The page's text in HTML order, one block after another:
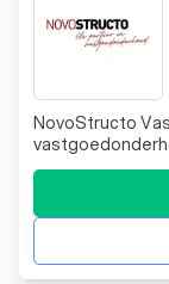
Kosten
Kosten
Wil je een
Vergelijk offertes
NovoStructo
vastgoedonderhoud. Officieel partner
Huis : Renovatie & onderhoud, : Bouw & afbouw, :
Schilderwerk &